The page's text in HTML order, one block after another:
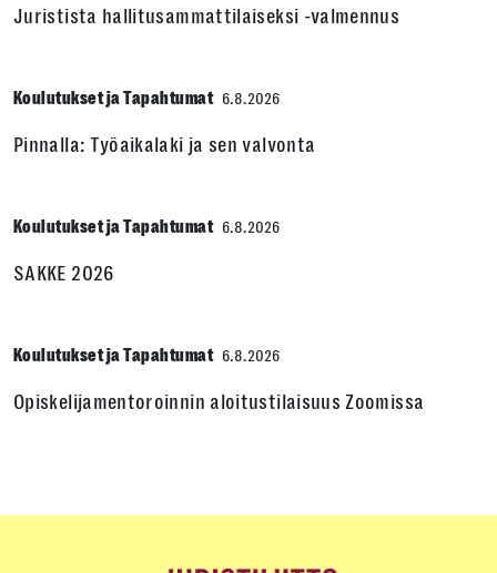
Juristista hallitusammattilaiseksi -valmennus
Koulutukset ja Tapahtumat 6.8.2026
Pinnalla: Työaikalaki ja sen valvonta
Koulutukset ja Tapahtumat 6.8.2026
SAKKE 2026
Koulutukset ja Tapahtumat 6.8.2026
Opiskelijamentoroinnin aloitustilaisuus Zoomissa